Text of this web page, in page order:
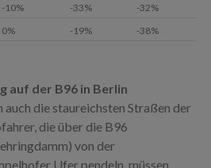
-10% -33%
-32%
0% -19% -38%
auf der B96 in Berlin
auch die staureichsten Straßen der
die über die B96
von der
Ufer pendeln, müssen